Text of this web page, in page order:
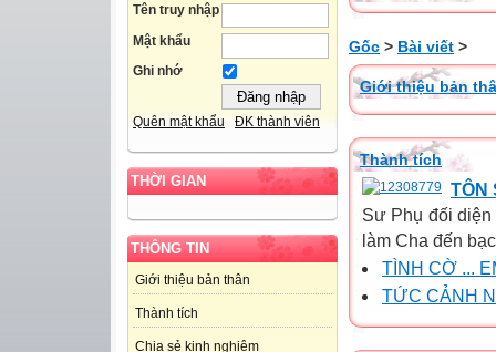
Tên truy nhập
Mật khẩu
Ghi nhớ
Quên mật khẩu ĐK thành viên
THỜI GIAN
THÔNG TIN
Giới thiệu bản thân
Thành tích
Chia sẻ kinh nghiệm
Gốc > Bài viết >
Giới thiệu bản
Thành tích
TÔN
Sư Phụ đối
làm Cha đến
TÌNH CỜ ...
TỨC CẢNH